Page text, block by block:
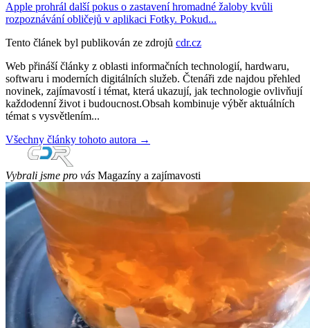
Apple prohrál další pokus o zastavení hromadné žaloby kvůli
rozpoznávání obličejů v aplikaci Fotky. Pokud...
Tento článek byl publikován ze zdrojů cdr.cz
Web přináší články z oblasti informačních technologií, hardwaru,
softwaru i moderních digitálních služeb. Čtenáři zde najdou přehled
novinek, zajímavostí i témat, která ukazují, jak technologie ovlivňují
každodenní život i budoucnost.Obsah kombinuje výběr aktuálních
témat s vysvětlením...
Všechny články tohoto autora →
Vybrali jsme pro vás Magazíny a zajímavosti